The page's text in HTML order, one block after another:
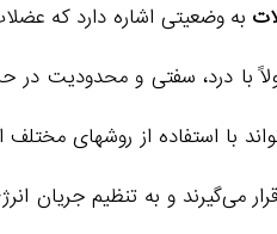
به وضعیتی اشاره دارد که
با درد، سفتی و محدودیت
با استفاده از روشهای
می‌گیرند و به تنظیم جریان